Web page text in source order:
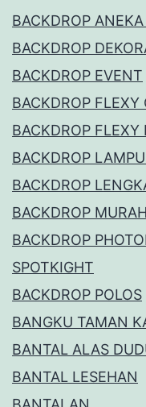
BACKDROP
BACKDROP
BACKDROP EVENT
BACKDROP FLEXY
BACKDROP FLEXY
BACKDROP
BACKDROP
BACKDROP MURAH
BACKDROP
SPOTKIGHT
BACKDROP POLOS
BANGKU TAMAN
BANTAL ALAS
BANTAL LESEHAN